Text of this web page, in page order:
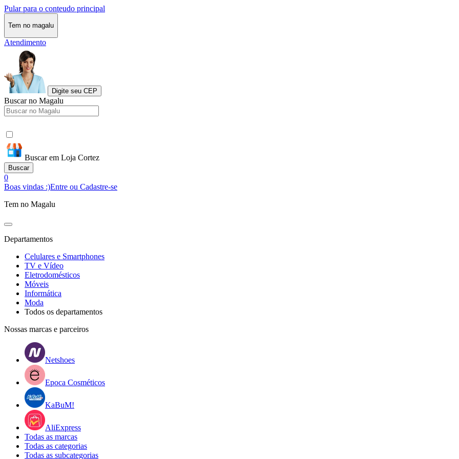
Pular para o conteudo principal
Tem no magalu
Atendimento
Digite seu CEP
Buscar no Magalu
Buscar em Loja Cortez
Buscar
0
Boas vindas :)Entre ou Cadastre-se
Tem no Magalu
Departamentos
Celulares e Smartphones
TV e Vídeo
Eletrodomésticos
Móveis
Informática
Moda
Todos os departamentos
Nossas marcas e parceiros
Netshoes
Epoca Cosméticos
KaBuM!
AliExpress
Todas as marcas
Todas as categorias
Todas as subcategorias